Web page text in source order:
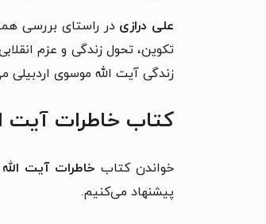
علی درازی در راستای بررسی
تکوین، تحول زندگی و عزم
زندگی آیت الله موسوی اردبیلی
کتاب خاطرات آیت‌
خواندن کتاب خاطرات آیت‌
پیشنهاد می‌کنیم.